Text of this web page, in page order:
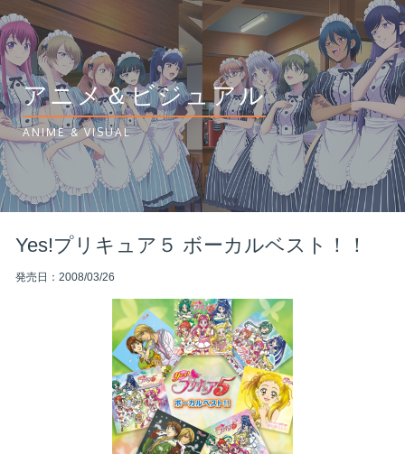
アニメ＆ビジュアル
ANIME & VISUAL
Yes!プリキュア５ ボーカルベスト！！
発売日：2008/03/26